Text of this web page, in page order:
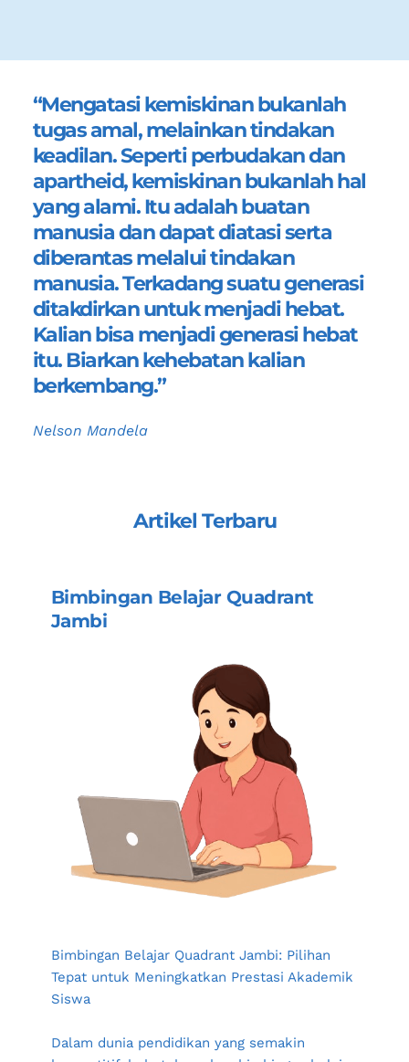
“Mengatasi kemiskinan bukanlah
tugas amal, melainkan tindakan
keadilan. Seperti perbudakan dan
apartheid, kemiskinan bukanlah hal
yang alami. Itu adalah buatan
manusia dan dapat diatasi serta
diberantas melalui tindakan
manusia. Terkadang suatu generasi
ditakdirkan untuk menjadi hebat.
Kalian bisa menjadi generasi hebat
itu. Biarkan kehebatan kalian
berkembang.”
Nelson Mandela
Artikel Terbaru
Bimbingan Belajar Quadrant
Jambi
Bimbingan Belajar Quadrant Jambi: Pilihan
Tepat untuk Meningkatkan Prestasi Akademik
Siswa
Dalam dunia pendidikan yang semakin